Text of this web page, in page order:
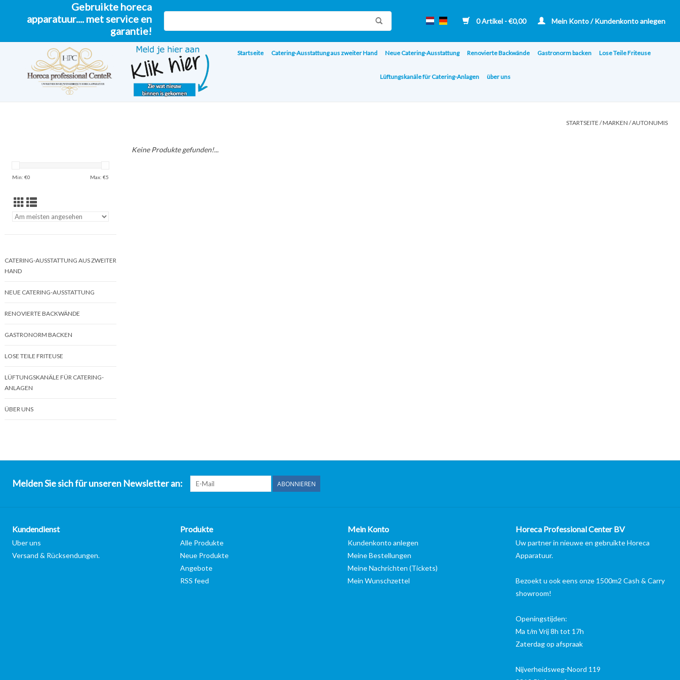
Gebruikte horeca
apparatuur.... met service en
garantie!
0 Artikel - €0,00 Mein Konto / Kundenkonto anlegen
Startseite Catering-Ausstattung aus zweiter Hand Neue Catering-Ausstattung Renovierte Backwände Gastronorm backen Lose Teile Friteuse
Lüftungskanäle für Catering-Anlagen über uns
STARTSEITE /MARKEN /AUTONUMIS
Min: €0 Max: €5
CATERING-AUSSTATTUNG AUS ZWEITER
HAND
NEUE CATERING-AUSSTATTUNG
RENOVIERTE BACKWÄNDE
GASTRONORM BACKEN
LOSE TEILE FRITEUSE
LÜFTUNGSKANÄLE FÜR CATERING-
ANLAGEN
ÜBER UNS
Keine Produkte gefunden!...
Melden Sie sich für unseren Newsletter an: ABONNIEREN
Kundendienst
Uber uns
Versand & Rücksendungen.
Produkte
Alle Produkte
Neue Produkte
Angebote
RSS feed
Mein Konto
Kundenkonto anlegen
Meine Bestellungen
Meine Nachrichten (Tickets)
Mein Wunschzettel
Horeca Professional Center BV
Uw partner in nieuwe en gebruikte Horeca
Apparatuur.
Bezoekt u ook eens onze 1500m2 Cash & Carry
showroom!
Openingstijden:
Ma t/m Vrij 8h tot 17h
Zaterdag op afspraak
Nijverheidsweg-Noord 119